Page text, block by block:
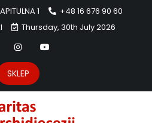
1
+48 16 676 90 60
Thursday, 30th July 2026
SKLEP